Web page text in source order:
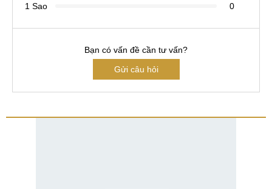
1 Sao
0
Bạn có vấn đề cần tư vấn?
Gửi câu hỏi